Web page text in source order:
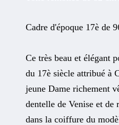
Cadre d'époque 17è de
Ce très beau et élégant
du 17è siècle attribué à
jeune Dame richement
dentelle de Venise et de
dans la coiffure du